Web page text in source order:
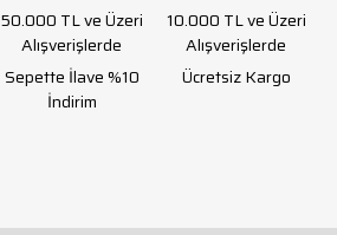
50.000 TL ve Üzeri
Alışverişlerde
Sepette İlave %10
İndirim
10.000 TL ve Üzeri
Alışverişlerde
Ücretsiz Kargo